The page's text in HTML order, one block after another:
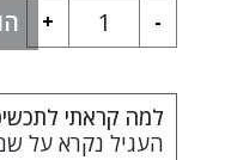
-
+
למה קראתי
העגיל נקרא על